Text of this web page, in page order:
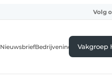
Volg
NieuwsbriefBedrijvenindexVakgroep